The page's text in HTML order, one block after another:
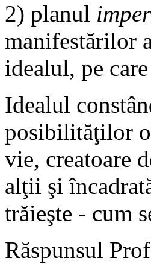
2) planul
manifestărilor
idealul, pe
Idealul
posibilităţilor
vie, creatoare
alţii şi
trăieşte - cum
Răspunsul